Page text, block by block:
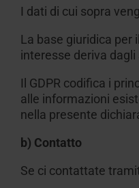
I dati di cui sopra
La base giuridica per
interesse deriva dagli
Il GDPR codifica i
alle informazioni
nella presente
b) Contatto
Se ci contattate